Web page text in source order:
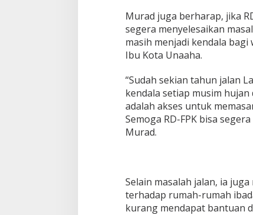
e
2
2
4
Murad juga berharap, jika
segera menyelesaikan
masih menjadi kendala
Ibu Kota Unaaha.
“Sudah sekian tahun jalan
kendala setiap musim
adalah akses untuk
Semoga RD-FPK bisa
Murad.
Selain masalah jalan, ia
terhadap rumah-rumah
kurang mendapat bantuan